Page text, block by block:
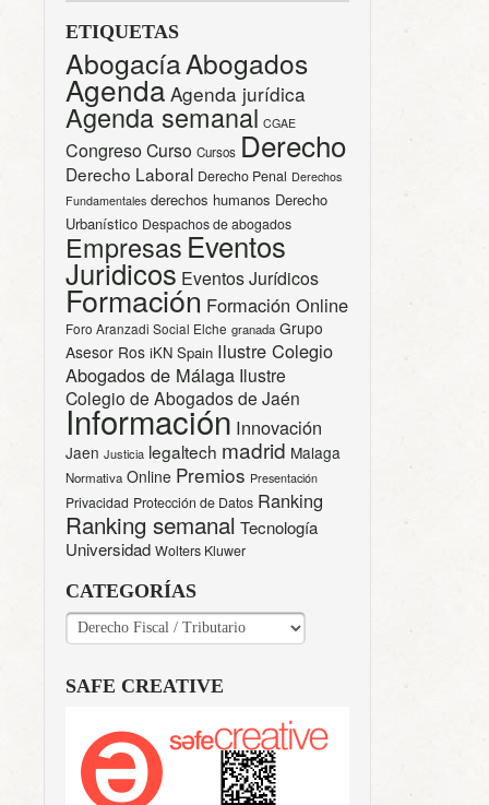
ETIQUETAS
AbogacíaAbogados
Agenda Agenda jurídica
Agenda semanal CGAE
CongresoCurso Cursos Derecho
Derecho Laboral Derecho Penal Derechos
Fundamentales derechos humanos Derecho
Urbanístico Despachos de abogados
Empresas Eventos
Juridicos Eventos Jurídicos
Formación Formación Online
Foro Aranzadi Social Elche granada Grupo
Asesor Ros iKN Spain Ilustre Colegio
Abogados de Málaga Ilustre
Colegio de Abogados de Jaén
Información Innovación
Jaen Justicia legaltech madrid Malaga
Normativa Online Premios Presentación
Privacidad Protección de Datos Ranking
Ranking semanal Tecnología
Universidad Wolters Kluwer
CATEGORÍAS
CATEGORÍAS
SAFE CREATIVE